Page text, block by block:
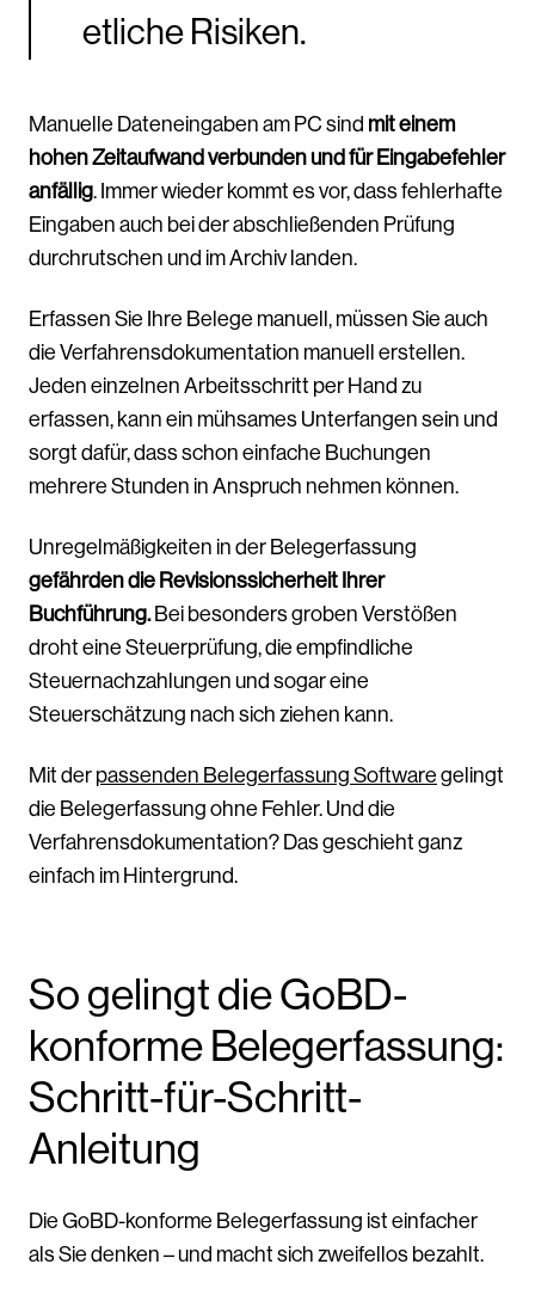
etliche Risiken.
Manuelle Dateneingaben am PC sind mit einem
hohen Zeitaufwand verbunden und für Eingabefehler
anfällig. Immer wieder kommt es vor, dass fehlerhafte
Eingaben auch bei der abschließenden Prüfung
durchrutschen und im Archiv landen.
Erfassen Sie Ihre Belege manuell, müssen Sie auch
die Verfahrensdokumentation manuell erstellen.
Jeden einzelnen Arbeitsschritt per Hand zu
erfassen, kann ein mühsames Unterfangen sein und
sorgt dafür, dass schon einfache Buchungen
mehrere Stunden in Anspruch nehmen können.
Unregelmäßigkeiten in der Belegerfassung
gefährden die Revisionssicherheit Ihrer
Buchführung.Bei besonders groben Verstößen
droht eine Steuerprüfung, die empfindliche
Steuernachzahlungen und sogar eine
Steuerschätzung nach sich ziehen kann.
Mit der passenden Belegerfassung Software gelingt
die Belegerfassung ohne Fehler. Und die
Verfahrensdokumentation? Das geschieht ganz
einfach im Hintergrund.
So gelingt die GoBD-
konforme Belegerfassung:
Schritt-für-Schritt-
Anleitung
Die GoBD-konforme Belegerfassung ist einfacher
als Sie denken – und macht sich zweifellos bezahlt.